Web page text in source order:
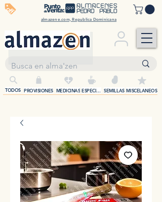
almazene.com, Republica Dominicana
off
+
PROVISIONES MEDICINAS SEMILLAS
ESPECIAS MISCELANEOS
TODOS